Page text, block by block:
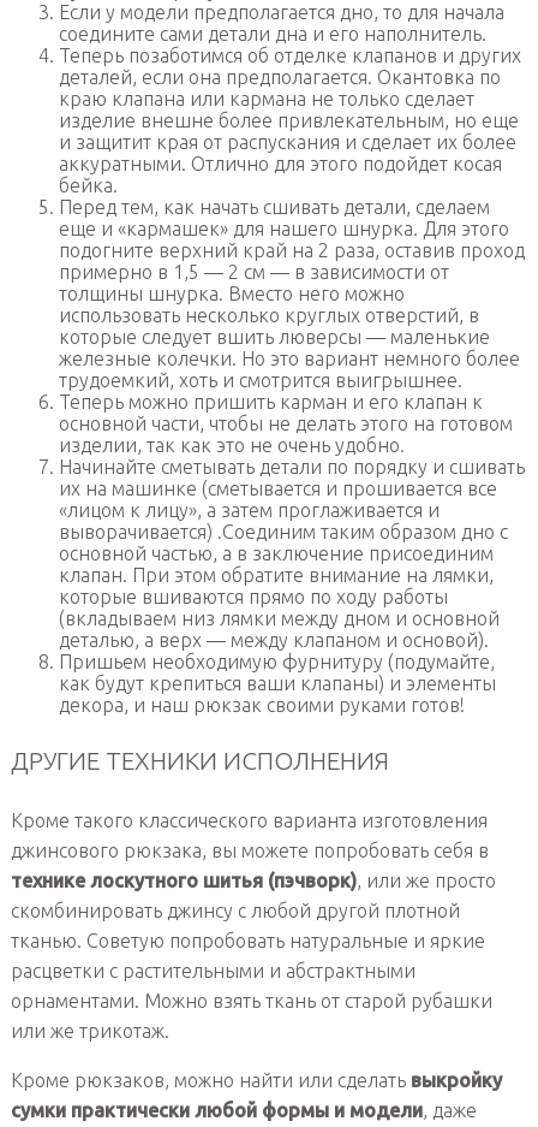
Если у модели предполагается дно, то для начала
соедините сами детали дна и его наполнитель.
Теперь позаботимся об отделке клапанов и других
деталей, если она предполагается. Окантовка по
краю клапана или кармана не только сделает
изделие внешне более привлекательным, но еще
и защитит края от распускания и сделает их более
аккуратными. Отлично для этого подойдет косая
бейка.
Перед тем, как начать сшивать детали, сделаем
еще и «кармашек» для нашего шнурка. Для этого
подогните верхний край на 2 раза, оставив проход
примерно в 1,5 — 2 см — в зависимости от
толщины шнурка. Вместо него можно
использовать несколько круглых отверстий, в
которые следует вшить люверсы — маленькие
железные колечки. Но это вариант немного более
трудоемкий, хоть и смотрится выигрышнее.
Теперь можно пришить карман и его клапан к
основной части, чтобы не делать этого на готовом
изделии, так как это не очень удобно.
Начинайте сметывать детали по порядку и сшивать
их на машинке (сметывается и прошивается все
«лицом к лицу», а затем проглаживается и
выворачивается) .Соединим таким образом дно с
основной частью, а в заключение присоединим
клапан. При этом обратите внимание на лямки,
которые вшиваются прямо по ходу работы
(вкладываем низ лямки между дном и основной
деталью, а верх — между клапаном и основой).
Пришьем необходимую фурнитуру (подумайте,
как будут крепиться ваши клапаны) и элементы
декора, и наш рюкзак своими руками готов!
ДРУГИЕ ТЕХНИКИ ИСПОЛНЕНИЯ
Кроме такого классического варианта изготовления
джинсового рюкзака, вы можете попробовать себя в
технике лоскутного шитья (пэчворк), или же просто
скомбинировать джинсу с любой другой плотной
тканью. Советую попробовать натуральные и яркие
расцветки с растительными и абстрактными
орнаментами. Можно взять ткань от старой рубашки
или же трикотаж.
Кроме рюкзаков, можно найти или сделать выкройку
сумки практически любой формы и модели, даже